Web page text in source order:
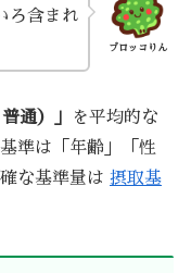
ブロッコりん
ろ含まれ
通）」
を平均的な
準は「年齢」「性
な基準量は 摂取基